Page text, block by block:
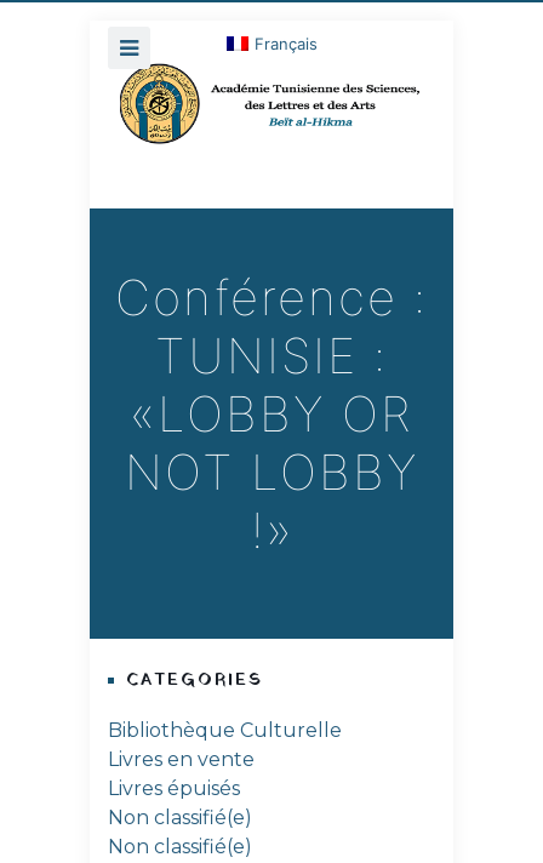
Français
Conférence :
TUNISIE :
«LOBBY OR
NOT LOBBY
!»
CATEGORIES
Bibliothèque Culturelle
Livres en vente
Livres épuisés
Non classifié(e)
Non classifié(e)